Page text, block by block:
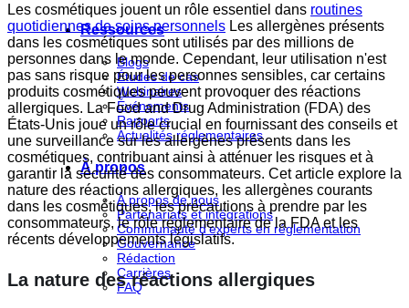
Ressources
Blogs
Études de cas
Webinaires
Événements
Rapports
Actualités réglementaires
À propos
À propos de nous
Partenariats et intégrations
Communauté d'experts en réglementation
Gouvernance
Rédaction
Carrières
FAQ
Les cosmétiques jouent un rôle essentiel dans routines
quotidiennes de soins personnels Les allergènes présents
dans les cosmétiques sont utilisés par des millions de
personnes dans le monde. Cependant, leur utilisation n'est
pas sans risque pour les personnes sensibles, car certains
produits cosmétiques peuvent provoquer des réactions
allergiques. La Food and Drug Administration (FDA) des
États-Unis joue un rôle crucial en fournissant des conseils et
une surveillance sur les allergènes présents dans les
cosmétiques, contribuant ainsi à atténuer les risques et à
garantir la sécurité des consommateurs. Cet article explore la
nature des réactions allergiques, les allergènes courants
dans les cosmétiques, les précautions à prendre par les
consommateurs, le rôle réglementaire de la FDA et les
récents développements législatifs.
La nature des réactions allergiques